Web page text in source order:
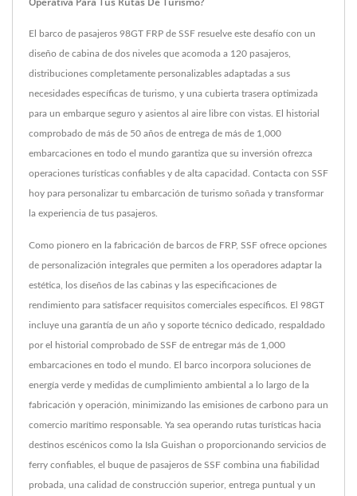
El barco de pasajeros 98GT FRP de SSF resuelve este desafío con un
diseño de cabina de dos niveles que acomoda a 120 pasajeros,
distribuciones completamente personalizables adaptadas a sus
necesidades específicas de turismo, y una cubierta trasera optimizada
para un embarque seguro y asientos al aire libre con vistas. El historial
comprobado de más de 50 años de entrega de más de 1,000
embarcaciones en todo el mundo garantiza que su inversión ofrezca
operaciones turísticas confiables y de alta capacidad. Contacta con SSF
hoy para personalizar tu embarcación de turismo soñada y transformar
la experiencia de tus pasajeros.
Como pionero en la fabricación de barcos de FRP, SSF ofrece opciones
de personalización integrales que permiten a los operadores adaptar la
estética, los diseños de las cabinas y las especificaciones de
rendimiento para satisfacer requisitos comerciales específicos. El 98GT
incluye una garantía de un año y soporte técnico dedicado, respaldado
por el historial comprobado de SSF de entregar más de 1,000
embarcaciones en todo el mundo. El barco incorpora soluciones de
energía verde y medidas de cumplimiento ambiental a lo largo de la
fabricación y operación, minimizando las emisiones de carbono para un
comercio marítimo responsable. Ya sea operando rutas turísticas hacia
destinos escénicos como la Isla Guishan o proporcionando servicios de
ferry confiables, el buque de pasajeros de SSF combina una fiabilidad
probada, una calidad de construcción superior, entrega puntual y un